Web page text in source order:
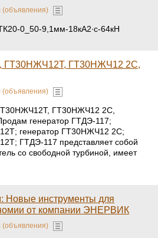
(объявления)
0_50-9,1мм-18кА2·с-64кН
ГТ30НЖЧ12Т, ГТ30НЖЧ12 2С,
(объявления)
ГТ30НЖЧ12 2С,
генератор ГТДЭ-117;
генератор ГТ30НЖЧ12 2С;
ГТДЭ-117 представляет собой
со свободной турбиной, имеет
Новые инструменты для
от компании ЭНЕРВИК
(объявления)